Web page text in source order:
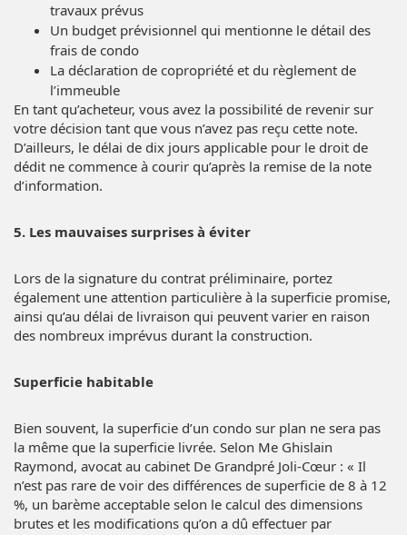
travaux prévus
Un budget prévisionnel qui mentionne le détail des
frais de condo
La déclaration de copropriété et du règlement de
l’immeuble
En tant qu’acheteur, vous avez la possibilité de revenir sur
votre décision tant que vous n’avez pas reçu cette note.
D’ailleurs, le délai de dix jours applicable pour le droit de
dédit ne commence à courir qu’après la remise de la note
d’information.
5. Les mauvaises surprises à éviter
Lors de la signature du contrat préliminaire, portez
également une attention particulière à la superficie promise,
ainsi qu’au délai de livraison qui peuvent varier en raison
des nombreux imprévus durant la construction.
Superficie habitable
Bien souvent, la superficie d’un condo sur plan ne sera pas
la même que la superficie livrée. Selon Me Ghislain
Raymond, avocat au cabinet De Grandpré Joli-Cœur : « Il
n’est pas rare de voir des différences de superficie de 8 à 12
%, un barème acceptable selon le calcul des dimensions
brutes et les modifications qu’on a dû effectuer par